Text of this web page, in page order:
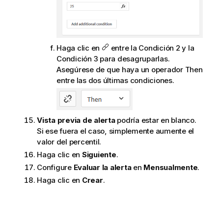
Haga clic en
entre la Condición 2 y la
Condición 3 para desagruparlas.
Asegúrese de que haya un operador Then
entre las dos últimas condiciones.
Vista previa de alertapodría estar en blanco.
Si ese fuera el caso, simplemente aumente el
valor del percentil.
Haga clic en Siguiente.
Configure Evaluar la alertaen Mensualmente.
Haga clic en Crear.